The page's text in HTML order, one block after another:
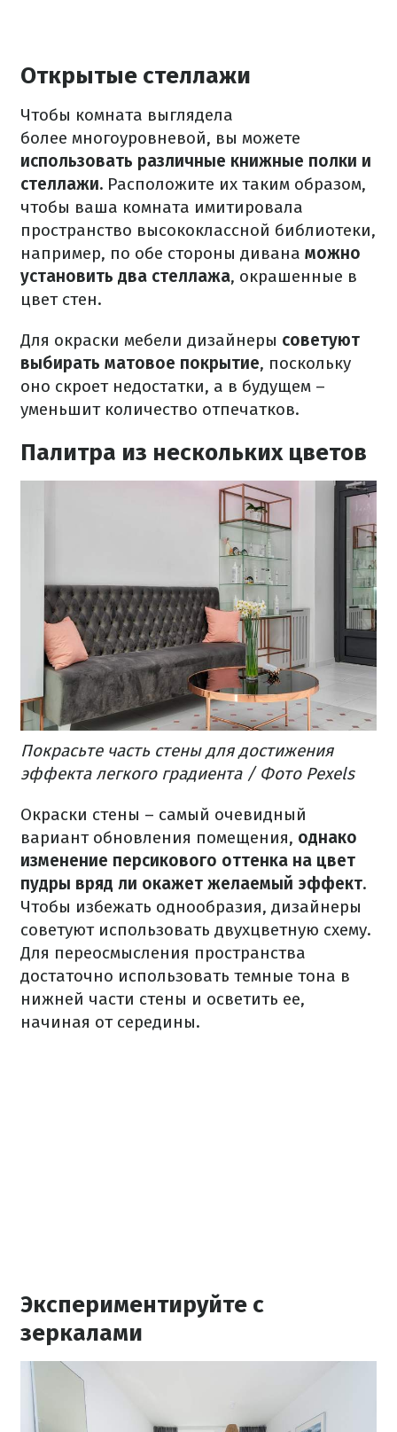
Открытые стеллажи
Чтобы комната выглядела
более многоуровневой, вы можете
использовать различные книжные полки и
стеллажи. Расположите их таким образом,
чтобы ваша комната имитировала
пространство высококлассной библиотеки,
например, по обе стороны дивана можно
установить два стеллажа, окрашенные в
цвет стен.
Для окраски мебели дизайнеры советуют
выбирать матовое покрытие, поскольку
оно скроет недостатки, а в будущем –
уменьшит количество отпечатков.
Палитра из нескольких цветов
Покрасьте часть стены для достижения
эффекта легкого градиента / Фото Pexels
Окраски стены – самый очевидный
вариант обновления помещения, однако
изменение персикового оттенка на цвет
пудры вряд ли окажет желаемый эффект.
Чтобы избежать однообразия, дизайнеры
советуют использовать двухцветную схему.
Для переосмысления пространства
достаточно использовать темные тона в
нижней части стены и осветить ее,
начиная от середины.
Экспериментируйте с
зеркалами